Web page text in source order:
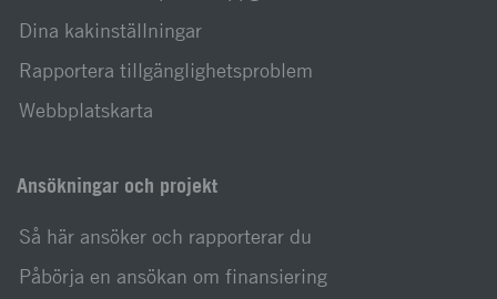
Dina kakinställningar
Rapportera tillgänglighetsproblem
Webbplatskarta
Ansökningar och projekt
Så här ansöker och rapporterar du
Påbörja en ansökan om finansiering